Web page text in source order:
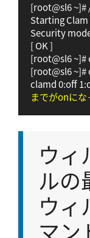
[root@sl6
Starting
Security
[ OK ]
[root@sl6
[root@sl6
clamd 0:off
までがonにな
ウィ
ルの
ウィ
マン